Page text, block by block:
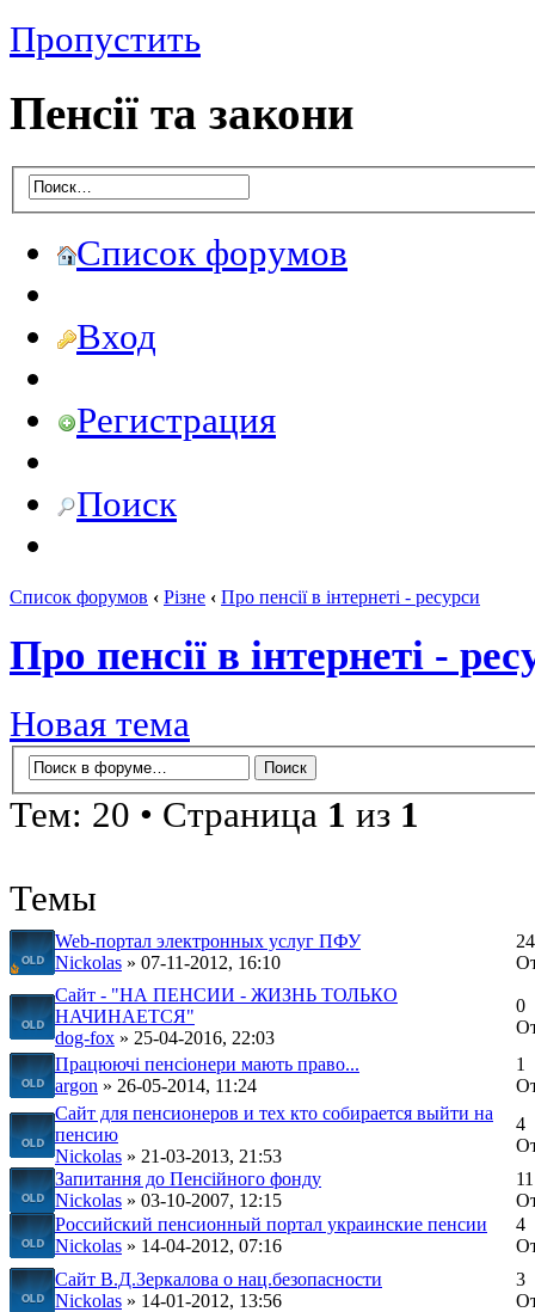
Пропустить
Пенсії та закони
Список форумов
Вход
Регистрация
Поиск
Список форумов ‹ Різне ‹ Про пенсії в інтернеті - ресурси
Про пенсії в інтернеті -
Новая тема
Тем: 20 • Страница 1 из 1
Темы
Web-портал электронных услуг ПФУ
Nickolas » 07-11-2012, 16:10
24
Сайт - "НА ПЕНСИИ - ЖИЗНЬ ТОЛЬКО
НАЧИНАЕТСЯ"
dog-fox » 25-04-2016, 22:03
0
Працюючі пенсіонери мають право...
argon » 26-05-2014, 11:24
1
Сайт для пенсионеров и тех кто собирается выйти на
пенсию
Nickolas » 21-03-2013, 21:53
4
Запитання до Пенсійного фонду
Nickolas » 03-10-2007, 12:15
11
Российский пенсионный портал украинские пенсии
Nickolas » 14-04-2012, 07:16
4
Сайт В.Д.Зеркалова о нац.безопасности
Nickolas » 14-01-2012, 13:56
3